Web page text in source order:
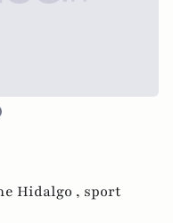
Hidalgo , sport